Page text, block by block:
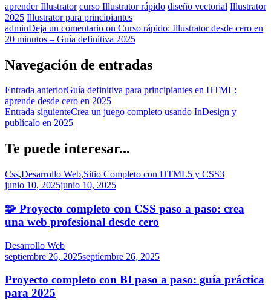
aprender Illustrator curso Illustrator rápido diseño vectorial Illustrator
2025 Illustrator para principiantes
adminDeja un comentario on Curso rápido: Illustrator desde cero en
20 minutos – Guía definitiva 2025
Navegación de entradas
Entrada anteriorGuía definitiva para principiantes en HTML:
aprende desde cero en 2025
Entrada siguienteCrea un juego completo usando InDesign y
publícalo en 2025
Te puede interesar...
Css,Desarrollo Web,Sitio Completo con HTML5 y CSS3
junio 10, 2025junio 10, 2025
🧩 Proyecto completo con CSS paso a paso: crea
una web profesional desde cero
Desarrollo Web
septiembre 26, 2025septiembre 26, 2025
Proyecto completo con BI paso a paso: guía práctica
para 2025